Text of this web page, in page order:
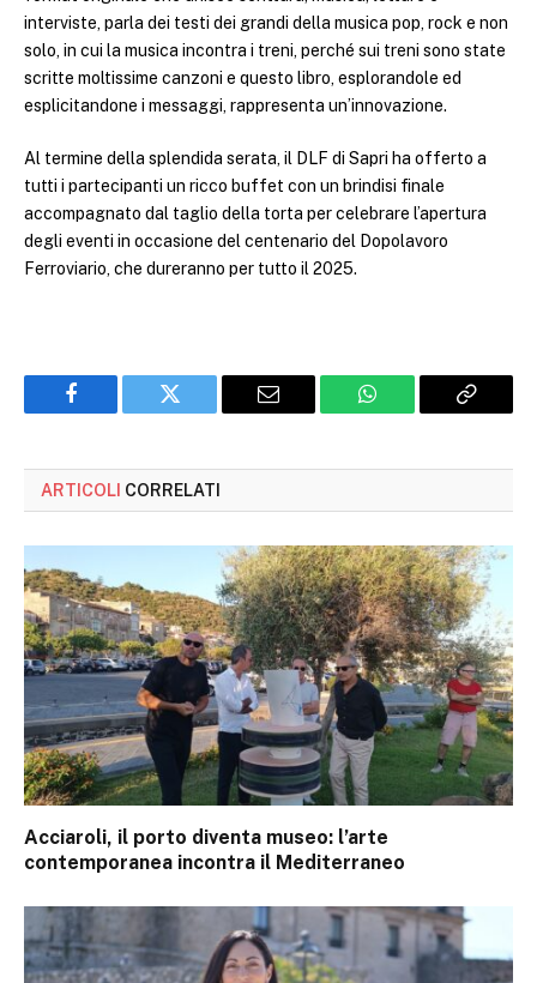
interviste, parla dei testi dei grandi della musica pop, rock e non
solo, in cui la musica incontra i treni, perché sui treni sono state
scritte moltissime canzoni e questo libro, esplorandole ed
esplicitandone i messaggi, rappresenta un’innovazione.
Al termine della splendida serata, il DLF di Sapri ha offerto a
tutti i partecipanti un ricco buffet con un brindisi finale
accompagnato dal taglio della torta per celebrare l’apertura
degli eventi in occasione del centenario del Dopolavoro
Ferroviario, che dureranno per tutto il 2025.
Facebook Twitter Email WhatsApp Copy
ARTICOLI CORRELATI
Acciaroli, il porto diventa museo: l’arte
contemporanea incontra il Mediterraneo